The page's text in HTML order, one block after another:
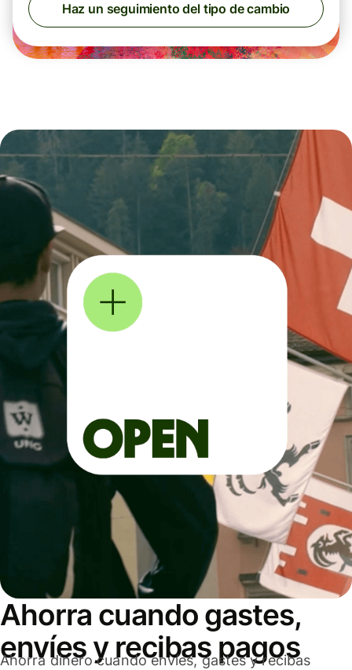
Haz un seguimiento del tipo de cambio
Ahorra cuando gastes,
envíes y recibas pagos
Ahorra dinero cuando envíes, gastes y recibas